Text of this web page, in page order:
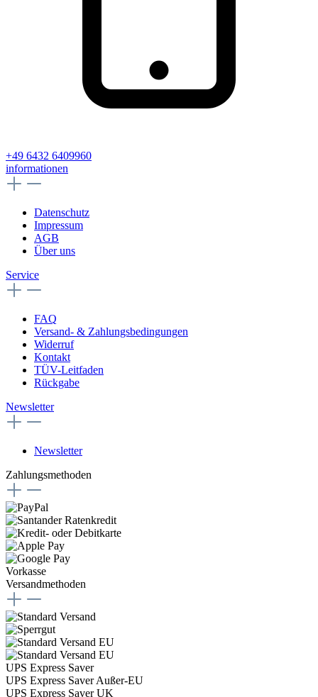
+49 6432 6409960
informationen
Datenschutz
Impressum
AGB
Über uns
Service
FAQ
Versand- & Zahlungsbedingungen
Widerruf
Kontakt
TÜV-Leitfaden
Rückgabe
Newsletter
Newsletter
Zahlungsmethoden
Vorkasse
Versandmethoden
UPS Express Saver
UPS Express Saver Außer-EU
UPS Express Saver UK